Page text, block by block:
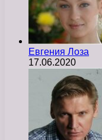
Евгения Лоза
17.06.2020